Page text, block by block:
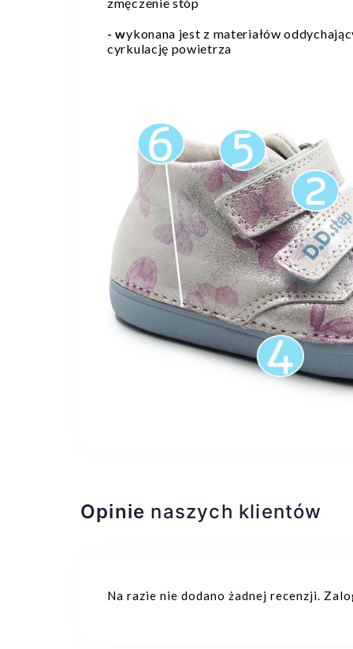
- wykonana jest z materiałów
cyrkulację powietrza
Opinie naszych klientów
Na razie nie dodano żadnej recenzji.